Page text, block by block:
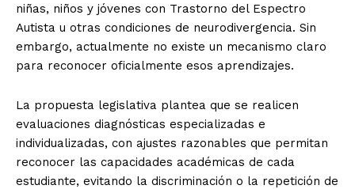
niñas, niños y jóvenes con Trastorno del Espectro
Autista u otras condiciones de neurodivergencia. Sin
embargo, actualmente no existe un mecanismo claro
para reconocer oficialmente esos aprendizajes.
La propuesta legislativa plantea que se realicen
evaluaciones diagnósticas especializadas e
individualizadas, con ajustes razonables que permitan
reconocer las capacidades académicas de cada
estudiante, evitando la discriminación o la repetición de